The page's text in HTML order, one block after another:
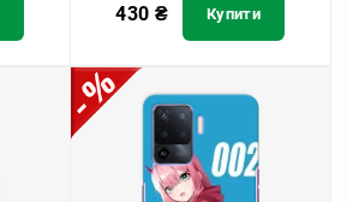
430 ₴ Купити